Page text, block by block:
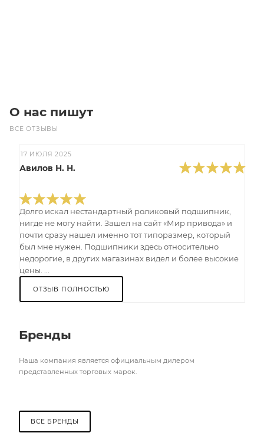
О нас пишут
ВСЕ ОТЗЫВЫ
17 ИЮЛЯ 2025
Авилов Н. Н.
Долго искал нестандартный роликовый подшипник,
нигде не могу найти. Зашел на сайт «Мир привода» и
почти сразу нашел именно тот типоразмер, который
был мне нужен. Подшипники здесь относительно
недорогие, в других магазинах видел и более высокие
цены. ...
ОТЗЫВ ПОЛНОСТЬЮ
Бренды
Наша компания является официальным дилером
представленных торговых марок.
ВСЕ БРЕНДЫ